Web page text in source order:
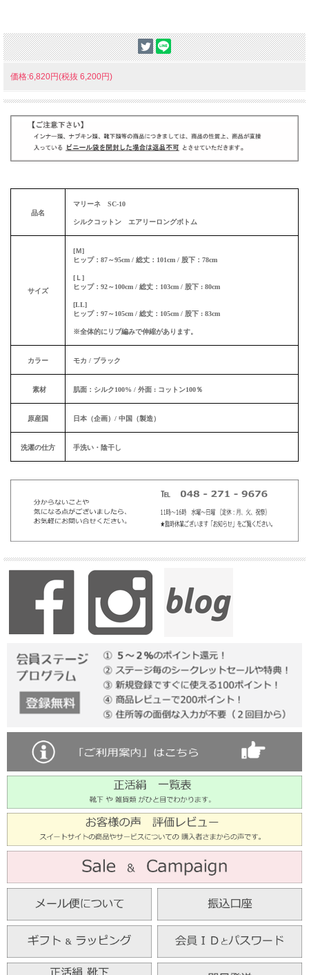
価格:6,820円(税抜 6,200円)
品名
マリーネ SC-10
シルクコットン エアリーロングボトム
サイズ
[Ｍ]
ヒップ：87～95cm / 総丈：101cm / 股下：78cm
[Ｌ]
ヒップ：92～100cm / 総丈：103cm / 股下 : 80cm
[LL]
ヒップ：97～105cm / 総丈：105cm / 股下 : 83cm
※全体的にリブ編みで伸縮があります。
カラー モカ / ブラック
素材 肌面：シルク100% / 外面 : コットン100％
原産国 日本（企画）/ 中国（製造）
洗濯の仕方 手洗い・陰干し